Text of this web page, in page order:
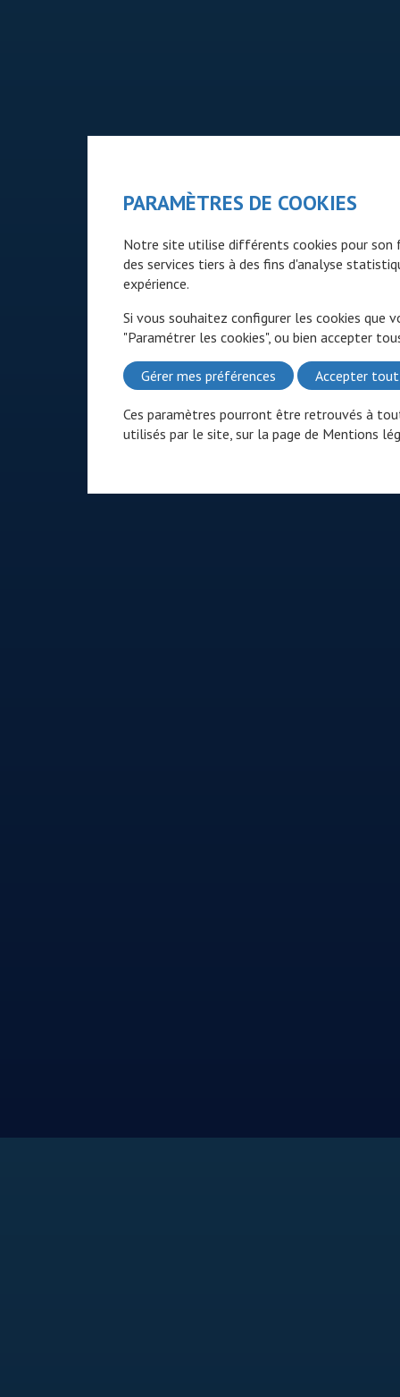
PARAMÈTRES DE COOKIES
Notre site utilise différents cookies pour son
des services tiers à des fins d'analyse
expérience.
Si vous souhaitez configurer les cookies que
"Paramétrer les cookies", ou bien accepter
Gérer mes préférences Accepter tout
Ces paramètres pourront être retrouvés à
utilisés par le site, sur la page de Mentions